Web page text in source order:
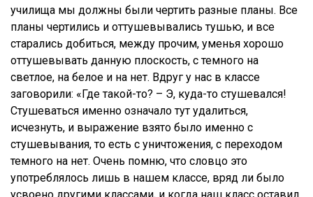
училища мы должны были чертить разные планы. Все
планы чертились и оттушевывались тушью, и все
старались добиться, между прочим, уменья хорошо
оттушевывать данную плоскость, с темного на
светлое, на белое и на нет. Вдруг у нас в классе
заговорили: «Где такой-то? – Э, куда-то стушевался!
Стушеваться именно означало тут удалиться,
исчезнуть, и выражение взято было именно с
стушевывания, то есть с уничтожения, с переходом
темного на нет. Очень помню, что словцо это
употреблялось лишь в нашем классе, вряд ли было